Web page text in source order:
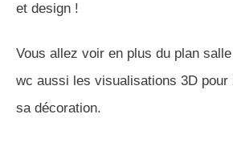
et design !
Vous allez voir en plus du plan
wc aussi les visualisations 3D pour
sa décoration.